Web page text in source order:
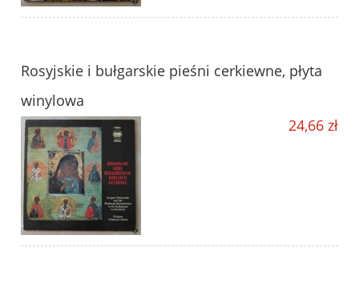
Rosyjskie i bułgarskie pieśni cerkiewne, płyta
winylowa
24,66 zł